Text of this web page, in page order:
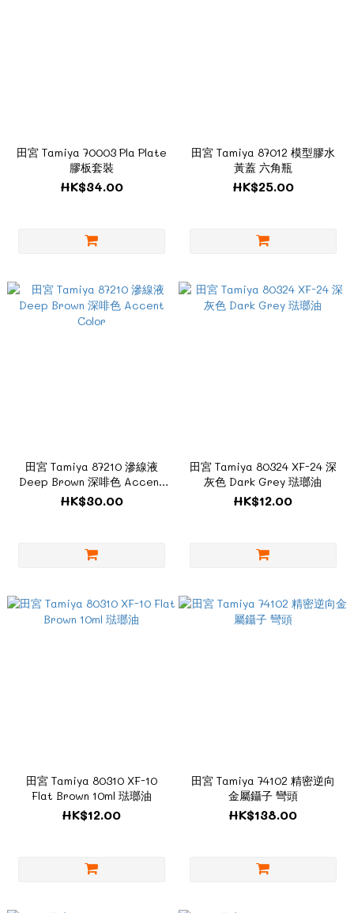
田宮 Tamiya 70003 Pla Plate
膠板套裝
HK$34.00
田宮 Tamiya 87012 模型膠水
黃蓋 六角瓶
HK$25.00
田宮 Tamiya 87210 滲線液
Deep Brown 深啡色 Accent
Color
HK$30.00
田宮 Tamiya 80324 XF-24 深
灰色 Dark Grey 琺瑯油
HK$12.00
田宮 Tamiya 80310 XF-10
Flat Brown 10ml 琺瑯油
HK$12.00
田宮 Tamiya 74102 精密逆向
金屬鑷子 彎頭
HK$138.00